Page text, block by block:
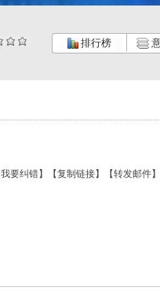
排行榜
我要纠错】【复制链接】【转发邮件